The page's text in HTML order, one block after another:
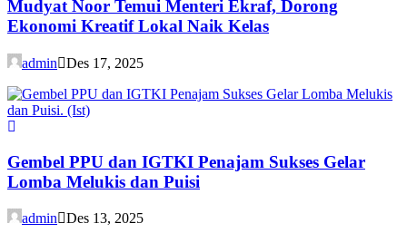
Mudyat Noor Temui Menteri Ekraf, Dorong
Ekonomi Kreatif Lokal Naik Kelas
admin Des 17, 2025
Gembel PPU dan IGTKI Penajam Sukses Gelar
Lomba Melukis dan Puisi
admin Des 13, 2025